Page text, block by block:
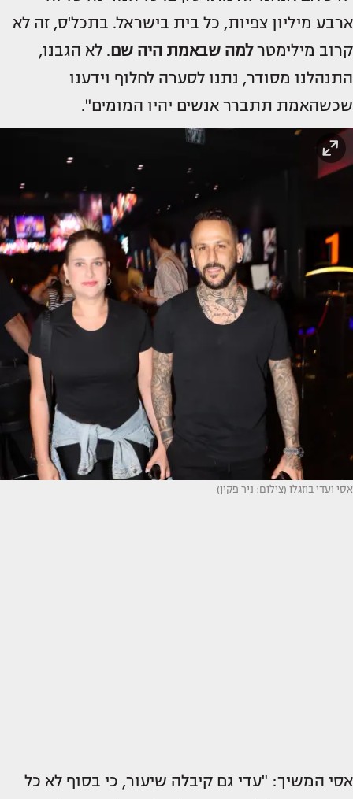
ארבע מיליון צפיות, כל בית בישראל. בתכל'ס, זה לא
קרוב מילימטרלמה שבאמת היה שם. לא הגבנו,
התנהלנו מסודר, נתנו לסערה לחלוף וידענו
שכשהאמת תתברר אנשים יהיו המומים".
אסי ועדי בוזגלו (צילום: ניר פקין)
אסי המשיך: "עדי גם קיבלה שיעור, כי בסוף לא כל